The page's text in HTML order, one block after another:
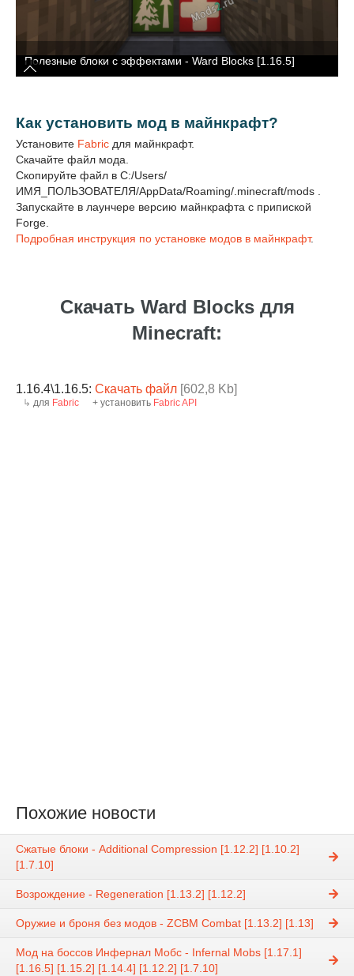
Полезные блоки с эффектами - Ward Blocks [1.16.5]
Как установить мод в майнкрафт?
Установите Fabric для майнкрафт.
Скачайте файл мода.
Скопируйте файл в C:/Users/
ИМЯ_ПОЛЬЗОВАТЕЛЯ/AppData/Roaming/.minecraft/mods .
Запускайте в лаунчере версию майнкрафта с припиской
Forge.
Подробная инструкция по установке модов в майнкрафт.
Скачать Ward Blocks для
Minecraft:
1.16.4\1.16.5: Скачать файл [602,8 Kb]
для Fabric + установить Fabric API
Похожие новости
Сжатые блоки - Additional Compression [1.12.2] [1.10.2]
[1.7.10]
Возрождение - Regeneration [1.13.2] [1.12.2]
Оружие и броня без модов - ZCBM Combat [1.13.2] [1.13]
Мод на боссов Инфернал Мобс - Infernal Mobs [1.17.1]
[1.16.5] [1.15.2] [1.14.4] [1.12.2] [1.7.10]